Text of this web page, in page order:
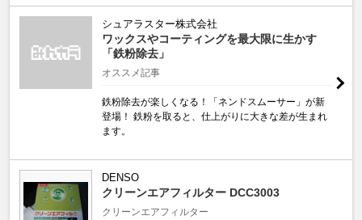
シュアラスター株式会社
ワックスやコーティングを最大限に生かす
「鉄粉除去」
オススメ記事
鉄粉除去が楽しくなる！「ネンドスムーサー」が新
登場！ 鉄粉を取ると、仕上がりに大きな差が生まれ
ます。
DENSO
クリーンエアフィルター DCC3003
クリーンエアフィルター